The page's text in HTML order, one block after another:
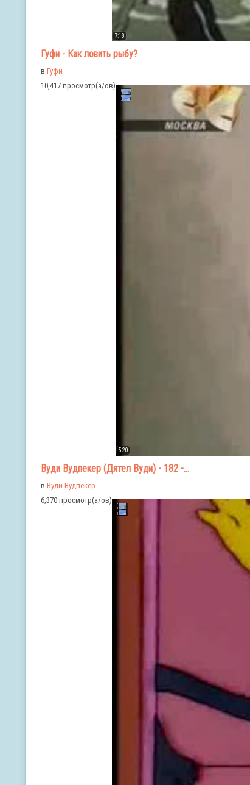
7:18
Гуфи - Как ловить рыбу?
в Гуфи
10,417 просмотр(а/ов)
5:20
Вуди Вудпекер (Дятел Вуди) - 182 -...
в Вуди Вудпекер
6,370 просмотр(а/ов)